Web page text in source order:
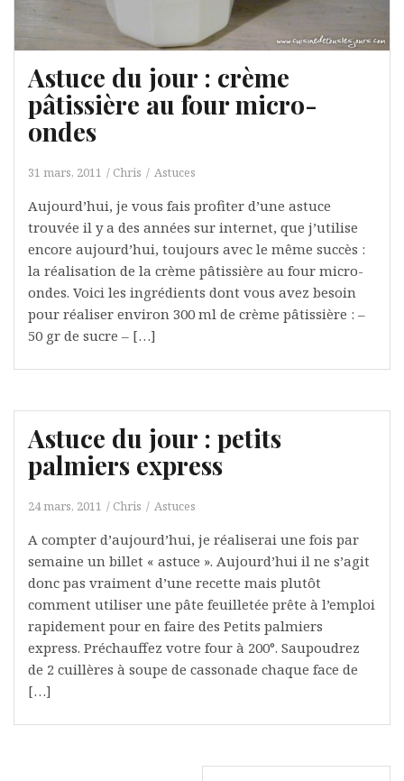
Astuce du jour : crème
pâtissière au four micro-
ondes
31 mars, 2011 Chris Astuces
Aujourd’hui, je vous fais profiter d’une astuce
trouvée il y a des années sur internet, que j’utilise
encore aujourd’hui, toujours avec le même succès :
la réalisation de la crème pâtissière au four micro-
ondes. Voici les ingrédients dont vous avez besoin
pour réaliser environ 300 ml de crème pâtissière : –
50 gr de sucre – […]
Astuce du jour : petits
palmiers express
24 mars, 2011 Chris Astuces
A compter d’aujourd’hui, je réaliserai une fois par
semaine un billet « astuce ». Aujourd’hui il ne s’agit
donc pas vraiment d’une recette mais plutôt
comment utiliser une pâte feuilletée prête à l’emploi
rapidement pour en faire des Petits palmiers
express. Préchauffez votre four à 200°. Saupoudrez
de 2 cuillères à soupe de cassonade chaque face de
[…]